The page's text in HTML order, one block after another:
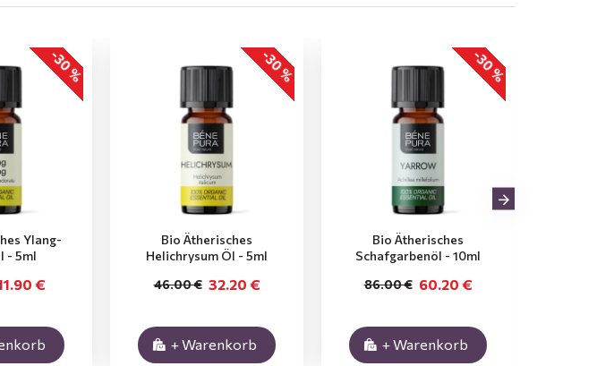
-30 %
Ylang-
- 5ml
€
-30 %
Bio Ätherisches
Helichrysum Öl - 5ml
32.20 €
46.00 €
+ Warenkorb
-30 %
Bio Ätherisches
Schafgarbenöl - 10ml
60.20 €
86.00 €
+ Warenkorb